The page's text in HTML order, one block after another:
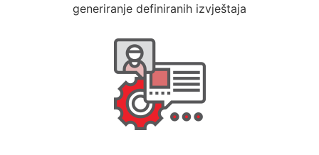
generiranje definiranih izvještaja